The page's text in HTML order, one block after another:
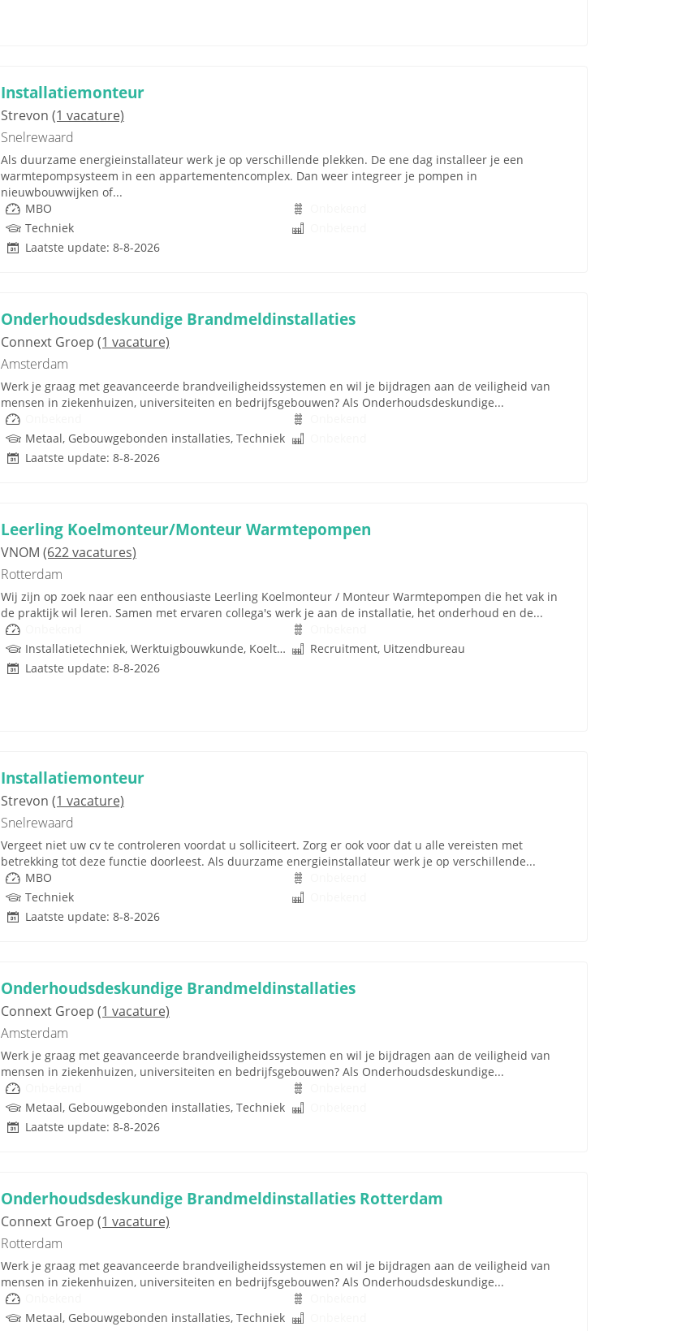
Installatiemonteur
Strevon (1 vacature)
Snelrewaard
Als duurzame energieinstallateur werk je op verschillende plekken. De ene dag installeer je een
warmtepompsysteem in een appartementencomplex. Dan weer integreer je pompen in
nieuwbouwwijken of...
MBO
Techniek
Laatste update: 8-8-2026
Onderhoudsdeskundige Brandmeldinstallaties
Connext Groep (1 vacature)
Amsterdam
Werk je graag met geavanceerde brandveiligheidssystemen en wil je bijdragen aan de veiligheid van
mensen in ziekenhuizen, universiteiten en bedrijfsgebouwen? Als Onderhoudsdeskundige...
Metaal, Gebouwgebonden installaties, Techniek
Laatste update: 8-8-2026
Leerling Koelmonteur/Monteur Warmtepompen
VNOM (622 vacatures)
Rotterdam
Wij zijn op zoek naar een enthousiaste Leerling Koelmonteur / Monteur Warmtepompen die het vak in
de praktijk wil leren. Samen met ervaren collega's werk je aan de installatie, het onderhoud en de...
Installatietechniek, Werktuigbouwkunde, Koeltechniek, Techniek, Rijbewijs
Recruitment, Uitzendbureau
Laatste update: 8-8-2026
Installatiemonteur
Strevon (1 vacature)
Snelrewaard
Vergeet niet uw cv te controleren voordat u solliciteert. Zorg er ook voor dat u alle vereisten met
betrekking tot deze functie doorleest. Als duurzame energieinstallateur werk je op verschillende...
MBO
Techniek
Laatste update: 8-8-2026
Onderhoudsdeskundige Brandmeldinstallaties
Connext Groep (1 vacature)
Amsterdam
Werk je graag met geavanceerde brandveiligheidssystemen en wil je bijdragen aan de veiligheid van
mensen in ziekenhuizen, universiteiten en bedrijfsgebouwen? Als Onderhoudsdeskundige...
Metaal, Gebouwgebonden installaties, Techniek
Laatste update: 8-8-2026
Onderhoudsdeskundige Brandmeldinstallaties Rotterdam
Connext Groep (1 vacature)
Rotterdam
Werk je graag met geavanceerde brandveiligheidssystemen en wil je bijdragen aan de veiligheid van
mensen in ziekenhuizen, universiteiten en bedrijfsgebouwen? Als Onderhoudsdeskundige...
Metaal, Gebouwgebonden installaties, Techniek